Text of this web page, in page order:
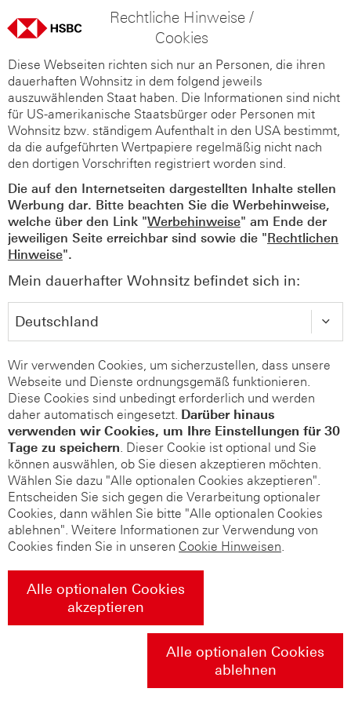
Rechtliche Hinweise /
Cookies
Diese Webseiten richten sich nur an Personen, die ihren
dauerhaften Wohnsitz in dem folgend jeweils
auszuwählenden Staat haben. Die Informationen sind nicht
für US-amerikanische Staatsbürger oder Personen mit
Wohnsitz bzw. ständigem Aufenthalt in den USA bestimmt,
da die aufgeführten Wertpapiere regelmäßig nicht nach
den dortigen Vorschriften registriert worden sind.
Die auf den Internetseiten dargestellten Inhalte stellen
Werbung dar. Bitte beachten Sie die Werbehinweise,
welche über den Link "Werbehinweise" am Ende der
jeweiligen Seite erreichbar sind sowie die "Rechtlichen
Hinweise".
Mein dauerhafter Wohnsitz befindet sich in:
Wir verwenden Cookies, um sicherzustellen, dass unsere
Webseite und Dienste ordnungsgemäß funktionieren.
Diese Cookies sind unbedingt erforderlich und werden
daher automatisch eingesetzt. Darüber hinaus
verwenden wir Cookies, um Ihre Einstellungen für 30
Tage zu speichern. Dieser Cookie ist optional und Sie
können auswählen, ob Sie diesen akzeptieren möchten.
Wählen Sie dazu "Alle optionalen Cookies akzeptieren".
Entscheiden Sie sich gegen die Verarbeitung optionaler
Cookies, dann wählen Sie bitte "Alle optionalen Cookies
ablehnen". Weitere Informationen zur Verwendung von
Cookies finden Sie in unseren Cookie Hinweisen.
Alle optionalen Cookies
akzeptieren
Alle optionalen Cookies
ablehnen